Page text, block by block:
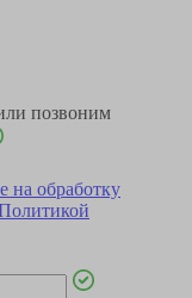
позвоним
на обработку